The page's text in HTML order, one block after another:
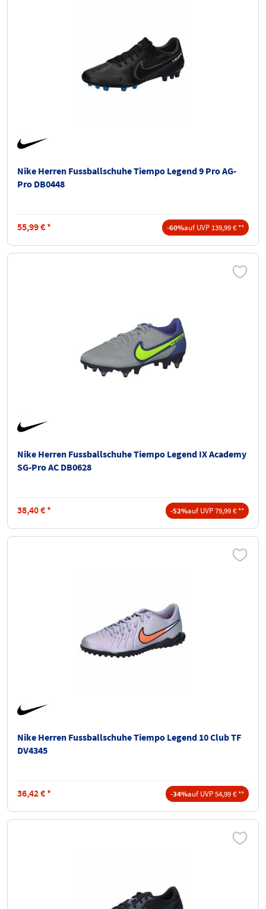
Nike Herren Fussballschuhe Tiempo Legend 9 Pro AG-
Pro DB0448
55,99€ * -60%auf UVP 139,99 € **
Nike Herren Fussballschuhe Tiempo Legend IX Academy
SG-Pro AC DB0628
38,40€ * -52%auf UVP 79,99 € **
Nike Herren Fussballschuhe Tiempo Legend 10 Club TF
DV4345
36,42€ * -34%auf UVP 54,99 € **